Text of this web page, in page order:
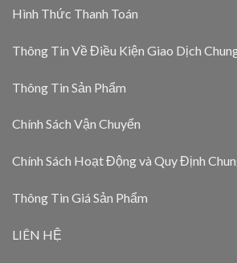
Hình Thức Thanh Toán
Thông Tin Về Điều Kiện Giao Dịch
Thông Tin Sản Phẩm
Chính Sách Vận Chuyển
Chính Sách Hoạt Động và Quy Định
Thông Tin Giá Sản Phẩm
LIÊN HỆ